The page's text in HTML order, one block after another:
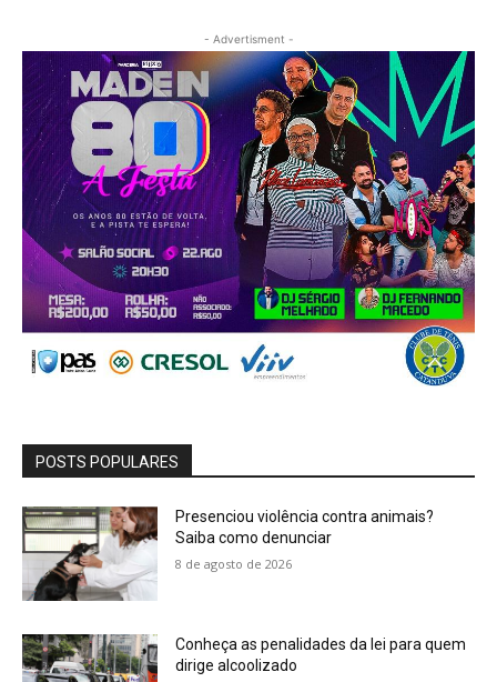
- Advertisment -
POSTS POPULARES
Presenciou violência contra animais?
Saiba como denunciar
8 de agosto de 2026
Conheça as penalidades da lei para quem
dirige alcoolizado